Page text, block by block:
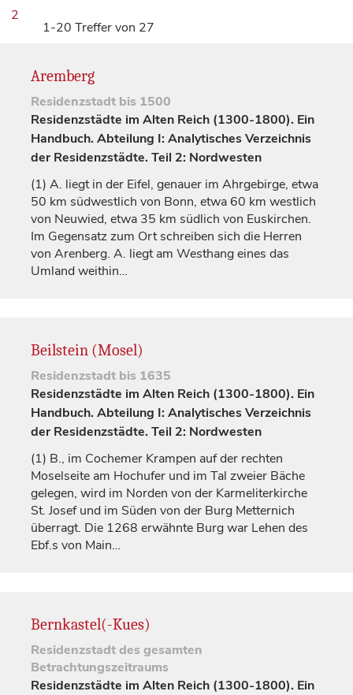
2
1-20 Treffer von 27
Aremberg
Residenzstadt bis 1500
Residenzstädte im Alten Reich (1300-1800). Ein
Handbuch. Abteilung I: Analytisches Verzeichnis
der Residenzstädte. Teil 2: Nordwesten
(1) A. liegt in der Eifel, genauer im Ahrgebirge, etwa
50 km südwestlich von Bonn, etwa 60 km westlich
von Neuwied, etwa 35 km südlich von Euskirchen.
Im Gegensatz zum Ort schreiben sich die Herren
von Arenberg. A. liegt am Westhang eines das
Umland weithin…
Beilstein (Mosel)
Residenzstadt bis 1635
Residenzstädte im Alten Reich (1300-1800). Ein
Handbuch. Abteilung I: Analytisches Verzeichnis
der Residenzstädte. Teil 2: Nordwesten
(1) B., im Cochemer Krampen auf der rechten
Moselseite am Hochufer und im Tal zweier Bäche
gelegen, wird im Norden von der Karmeliterkirche
St. Josef und im Süden von der Burg Metternich
überragt. Die 1268 erwähnte Burg war Lehen des
Ebf.s von Main…
Bernkastel(-Kues)
Residenzstadtdes gesamten
Betrachtungszeitraums
Residenzstädte im Alten Reich (1300-1800). Ein